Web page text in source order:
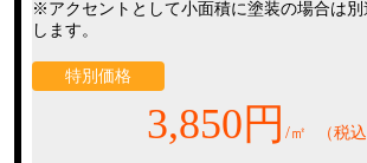
※アクセントとして小面積に塗装の場合は別
します。
特別価格
3,850円 /㎡ （税込